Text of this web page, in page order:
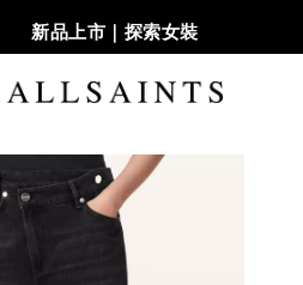
新品上市｜探索女裝